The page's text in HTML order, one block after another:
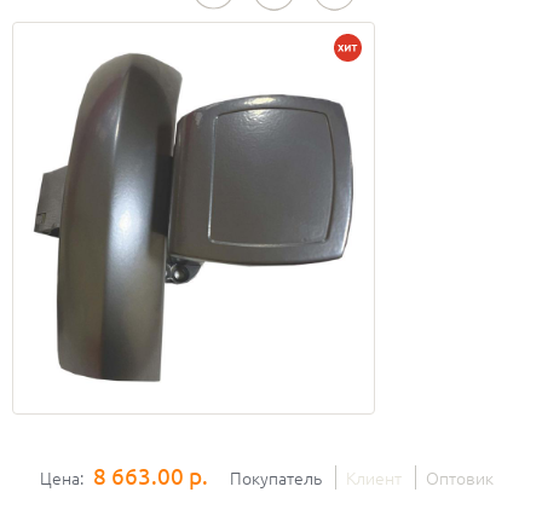
Цена: 8 663.00 р. Покупатель Клиент Оптовик